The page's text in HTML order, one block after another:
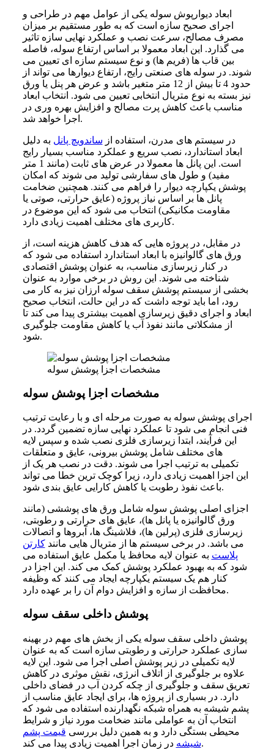
ابعاد دیوارپوش سوله یکی از عوامل مهم در طراحی و
اجرای صحیح سازه است که به طور مستقیم بر میزان
مصرف مصالح، سرعت نصب و عملکرد نهایی سازه تاثیر
می گذارد. این ابعاد معمولا بر اساس ارتفاع سوله، فاصله
بین قاب ها (فریم ها) و نوع سیستم سازه ای تعیین می
شوند. در سوله های صنعتی رایج، ارتفاع دیوارها می تواند از
حدود 4 تا بیش از 12 متر متغیر باشد و عرض هر پنل یا ورق
نیز بسته به نوع متریال انتخابی تعیین می شود. انتخاب ابعاد
مناسب باعث کاهش پرت مصالح و افزایش بهره وری در
اجرا خواهد شد.
در سیستم های مدرن، استفاده از ساندویچ پانل به دلیل
ابعاد استاندارد، نصب سریع و عملکرد مناسب بسیار رایج
است. این پانل ها معمولا در عرض های ثابت (مانند 1 متر
مفید) و طول های سفارشی تولید می شوند که امکان
پوشش یکپارچه دیوار را فراهم می کنند. همچنین ضخامت
پانل ها بر اساس نیاز پروژه (عایق حرارتی، صوتی یا
مقاومت مکانیکی) انتخاب می شود که این موضوع در
کاربری های مختلف اهمیت زیادی دارد.
در مقابل، در پروژه هایی که هدف کاهش هزینه است، از
ورق های گالوانیزه با ابعاد استاندارد استفاده می شود که
در کنار زیرسازی مناسب، به عنوان پوشش اقتصادی
شناخته می شوند. این روش در برخی موارد به عنوان
بخشی از سیستم پوشش سقف سوله ارزان نیز به کار می
رود، اما باید توجه داشت که در این حالت، انتخاب صحیح
ابعاد و اجرای دقیق زیرسازی اهمیت بیشتری پیدا می کند تا
از مشکلاتی مانند نفوذ آب یا کاهش مقاومت جلوگیری
شود.
مشخصات اجزا پوشش سوله
مشخصات اجزا پوشش سوله
اجرای پوشش سوله به صورت مرحله ای و با رعایت ترتیب
فنی انجام می شود تا عملکرد نهایی سازه تضمین گردد. در
این فرآیند، ابتدا زیرسازی فلزی نصب شده و سپس لایه
های مختلف شامل پوشش بیرونی، عایق و متعلقات
تکمیلی به ترتیب اجرا می شوند. دقت در نصب هر یک از
این اجزا اهمیت زیادی دارد، زیرا کوچک ترین خطا می تواند
باعث نفوذ رطوبت یا کاهش کارایی عایق بندی شود.
اجزای اصلی پوشش سوله شامل ورق های پوششی (مانند
ورق گالوانیزه یا پانل ها)، عایق های حرارتی و رطوبتی،
زیرسازی فلزی (پرلین ها)، فلاشینگ ها، آبروها و اتصالات
می باشد. در برخی سیستم ها از متریال هایی مانندکارتن
پلاست به عنوان لایه محافظ یا مکمل عایق استفاده می
شود که به بهبود عملکرد پوشش کمک می کند. این اجزا در
کنار هم یک سیستم یکپارچه ایجاد می کنند که وظیفه
محافظت از سازه و افزایش دوام آن را بر عهده دارد.
پوشش داخلی سقف سوله
پوشش داخلی سقف سوله یکی از بخش های مهم در بهینه
سازی عملکرد حرارتی و رطوبتی سازه است که به عنوان
لایه تکمیلی در زیر پوشش اصلی اجرا می شود. این لایه
علاوه بر جلوگیری از اتلاف انرژی، نقش موثری در کاهش
تعریق سقف و جلوگیری از چکه کردن آب در فضای داخلی
دارد. در بسیاری از پروژه ها، برای ایجاد عایق مناسب از
پشم شیشه به همراه شبکه نگهدارنده استفاده می شود که
انتخاب آن به عواملی مانند ضخامت مورد نیاز و شرایط
محیطی بستگی دارد و به همین دلیل بررسی قیمت پشم
شیشهدر زمان اجرا اهمیت زیادی پیدا می کند.